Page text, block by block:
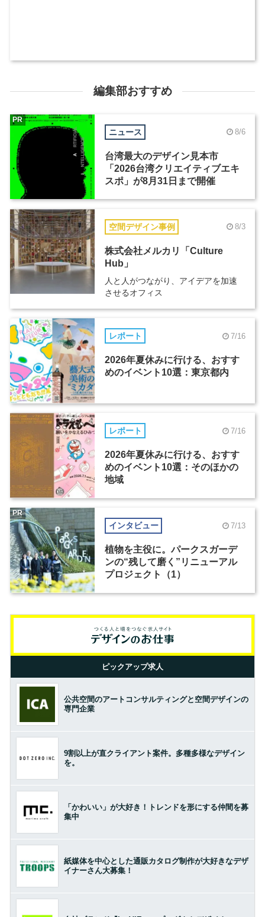
編集部おすすめ
ニュース 8/6
台湾最大のデザイン見本市
「2026台湾クリエイティブエキ
スポ」が8月31日まで開催
PR
空間デザイン事例 8/3
株式会社メルカリ「Culture
Hub」
人と人がつながり、アイデアを加速
させるオフィス
レポート 7/16
2026年夏休みに行ける、おすす
めのイベント10選：東京都内
レポート 7/16
2026年夏休みに行ける、おすす
めのイベント10選：そのほかの
地域
インタビュー 7/13
植物を主役に。パークスガーデ
ンの“残して磨く”リニューアル
プロジェクト（1）
PR
ピックアップ求人
公共空間のアートコンサルティングと空間デザインの
専門企業
9割以上が直クライアント案件。多種多様なデザイン
を。
「かわいい」が大好き！トレンドを形にする仲間を募
集中
紙媒体を中心とした通販カタログ制作が大好きなデザ
イナーさん大募集！